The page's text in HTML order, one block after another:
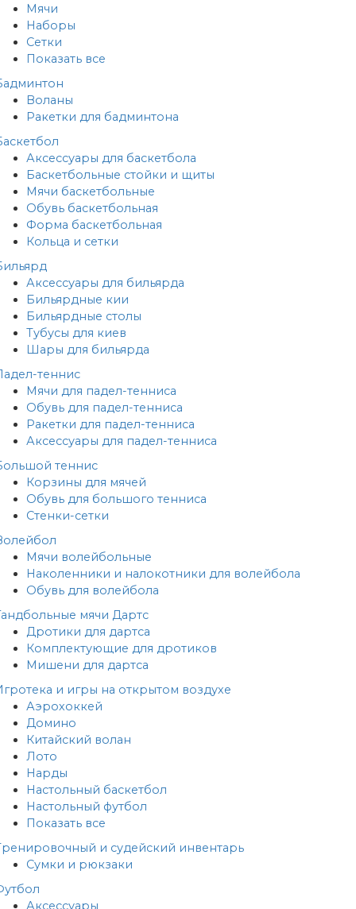
Мячи
Наборы
Сетки
Показать все
Воланы
Ракетки для бадминтона
Аксессуары для баскетбола
Баскетбольные стойки и щиты
Мячи баскетбольные
Обувь баскетбольная
Форма баскетбольная
Кольца и сетки
Аксессуары для бильярда
Бильярдные кии
Бильярдные столы
Тубусы для киев
Шары для бильярда
теннис
Мячи для падел-тенниса
Обувь для падел-тенниса
Ракетки для падел-тенниса
Аксессуары для падел-тенниса
теннис
Корзины для мячей
Обувь для большого тенниса
Стенки-сетки
Мячи волейбольные
Наколенники и налокотники для волейбола
Обувь для волейбола
мячи Дартс
Дротики для дартса
Комплектующие для дротиков
Мишени для дартса
и игры на открытом воздухе
Аэрохоккей
Домино
Китайский волан
Лото
Нарды
Настольный баскетбол
Настольный футбол
Показать все
и судейский инвентарь
Сумки и рюкзаки
Аксессуары